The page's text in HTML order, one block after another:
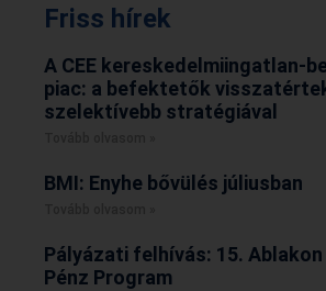
Friss hírek
A CEE kereskedelmiingatlan-
piac: a befektetők
szelektívebb stratégiával
BMI: Enyhe bővülés júliusban
Pályázati felhívás: 15.
Pénz Program